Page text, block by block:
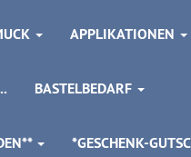
APPLIKATIONEN
BASTELBEDARF
*GESCHENK-